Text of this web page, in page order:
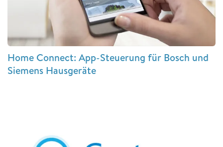
Home Connect: App-Steuerung für Bosch und
Siemens Hausgeräte